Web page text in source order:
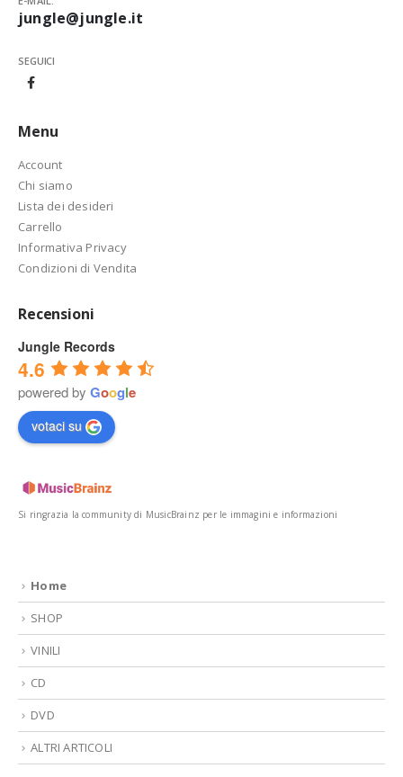
jungle@jungle.it
SEGUICI
Menu
Account
Chi siamo
Lista dei desideri
Carrello
Informativa Privacy
Condizioni di Vendita
Recensioni
Jungle Records
4.6
powered by Google
votaci su
Si ringrazia la community di MusicBrainz per le immagini e informazioni
Home
SHOP
VINILI
CD
DVD
ALTRI ARTICOLI